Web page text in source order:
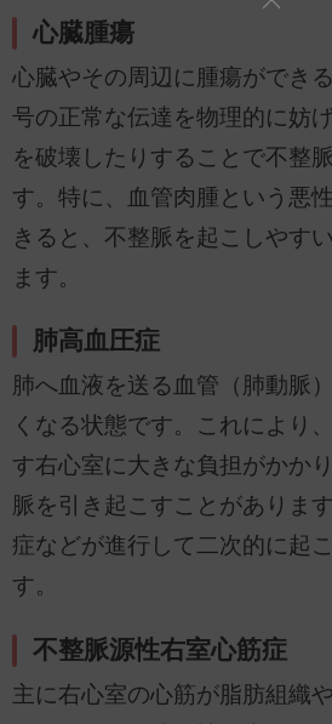
心臓腫瘍
心臓やその周辺に腫瘍ができ
号の正常な伝達を物理的に妨
を破壊したりすることで不整
す。特に、血管肉腫という悪
きると、不整脈を起こしやす
ます。
肺高血圧症
肺へ血液を送る血管（肺動脈
くなる状態です。これにより
す右心室に大きな負担がかか
脈を引き起こすことがありま
症などが進行して二次的に起
す。
不整脈源性右室心筋症
主に右心室の心筋が脂肪組織